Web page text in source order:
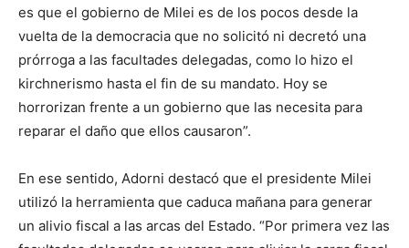
es que el gobierno de Milei es de los pocos desde la
vuelta de la democracia que no solicitó ni decretó una
prórroga a las facultades delegadas, como lo hizo el
kirchnerismo hasta el fin de su mandato. Hoy se
horrorizan frente a un gobierno que las necesita para
reparar el daño que ellos causaron”.
En ese sentido, Adorni destacó que el presidente Milei
utilizó la herramienta que caduca mañana para generar
un alivio fiscal a las arcas del Estado. “Por primera vez las